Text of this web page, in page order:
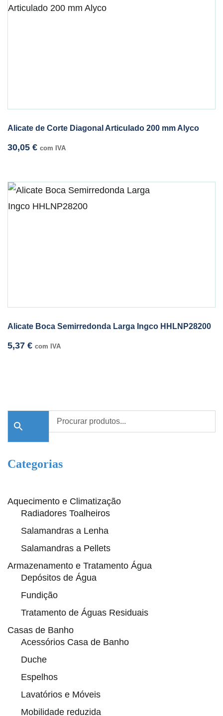
Alicate de Corte Diagonal Articulado 200 mm Alyco
30,05 € com IVA
Alicate Boca Semirredonda Larga Ingco HHLNP28200
5,37 € com IVA
Categorias
Aquecimento e Climatização
Radiadores Toalheiros
Salamandras a Lenha
Salamandras a Pellets
Armazenamento e Tratamento Água
Depósitos de Água
Fundição
Tratamento de Águas Residuais
Casas de Banho
Acessórios Casa de Banho
Duche
Espelhos
Lavatórios e Móveis
Mobilidade reduzida